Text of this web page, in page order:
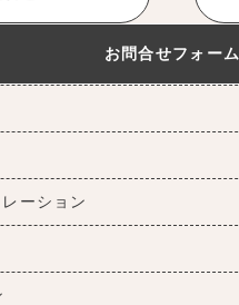
お問合せフォーム
ーション